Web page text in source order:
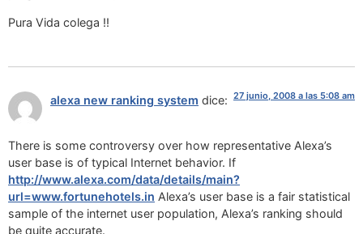
Pura Vida colega !!
alexa new ranking system dice: 27 junio, 2008 a las 5:08 am
There is some controversy over how representative Alexa’s
user base is of typical Internet behavior. If
http://www.alexa.com/data/details/main?
url=www.fortunehotels.in Alexa’s user base is a fair statistical
sample of the internet user population, Alexa’s ranking should
be quite accurate.